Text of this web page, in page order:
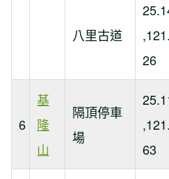
八里古道
26
6
基
隆
山
隔頂停車
場
63